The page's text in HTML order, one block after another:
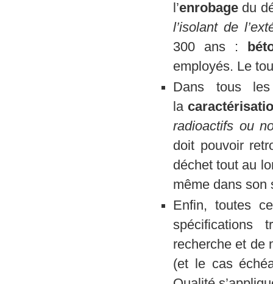
l’enrobage du
l’isolant de
300 ans :
employés. Le
Dans tous
la
radioactifs ou
doit pouvoir
déchet tout au
même dans son
Enfin, toutes
spécifications
recherche et de
(et le cas